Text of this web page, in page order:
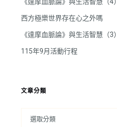
西方極樂世界存在心之外嗎
《達摩血脈論》與生活智慧（3）
115年9月活動行程
文章分類